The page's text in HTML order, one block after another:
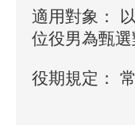
適用對象：
位役男為甄選
役期規定：